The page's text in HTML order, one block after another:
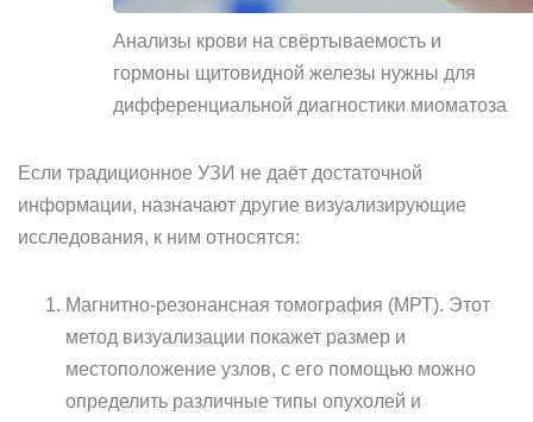
Анализы крови на свёртываемость и
гормоны щитовидной железы нужны для
дифференциальной диагностики миоматоза
Если традиционное УЗИ не даёт достаточной
информации, назначают другие визуализирующие
исследования, к ним относятся:
Магнитно-резонансная томография (МРТ). Этот
метод визуализации покажет размер и
местоположение узлов, с его помощью можно
определить различные типы опухолей и